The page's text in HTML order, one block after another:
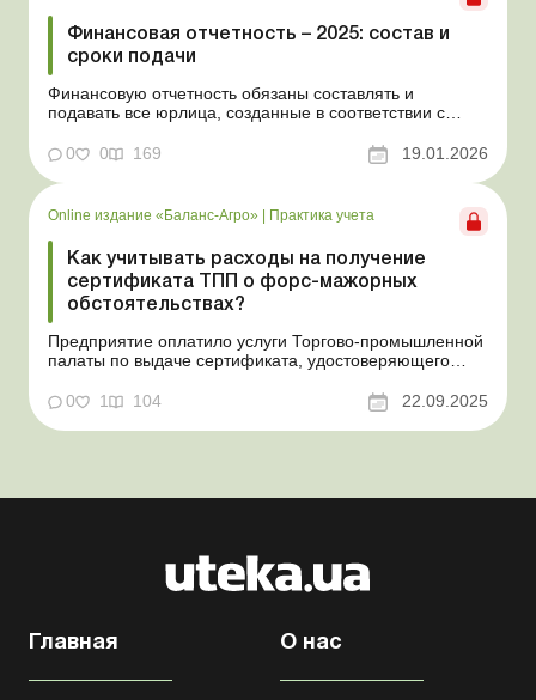
Финансовая отчетность – 2025: состав и
сроки подачи
Финансовую отчетность обязаны составлять и
подавать все юрлица, созданные в соответствии с
представительства юрлиц, созданных согласно
законодательству иностранного государства. В статье
расскажем, в какие сроки и по каким формам нужно
подавать финотчет...
0 0 169 19.01.2026
Online издание «Баланс-Агро» | Практика учета
Как учитывать расходы на получение
сертификата ТПП о форс-мажорных
обстоятельствах?
Предприятие оплатило услуги Торгово-промышленной
палаты по выдаче сертификата, удостоверяющего
расходы и на какой бухгалтерский счет отнести сумму
такой оплаты? Баланс-Агро № 38 от 23 сентября 2025
года Практическая ситуация Предприятие оплатило у...
0 1 104 22.09.2025
Главная О нас